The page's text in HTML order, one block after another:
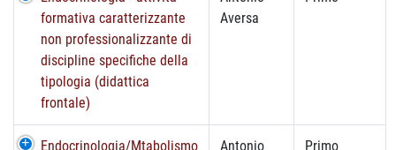
formativa caratterizzante
non professionalizzante di
discipline specifiche della
tipologia (didattica
frontale)
Aversa
Endocrinologia/Mtabolismo
Antonio
Primo